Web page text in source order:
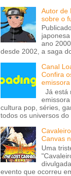
Autor de
sobre o
ano
desde 2002, a saga
Canal
Confira
emissora
Já está
cultura pop, séries,
todos os universos do
Canvas
Uma
evento que ocorreu